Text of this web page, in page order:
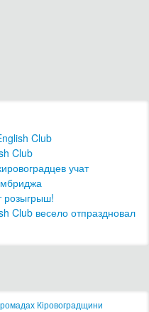
Club
Club
учат
розыгрыш!
Club весело отпраздновал
Кіровоградщини